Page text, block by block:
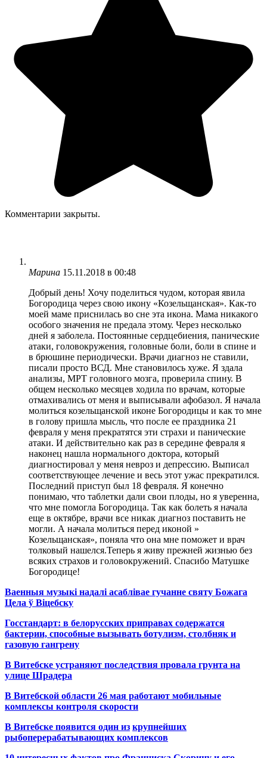
Комментарии закрыты.
Марина 15.11.2018 в 00:48
Добрый день! Хочу поделиться чудом, которая явила
Богородица через свою икону «Козельщанская». Как-то
моей маме приснилась во сне эта икона. Мама никакого
особого значения не предала этому. Через несколько
дней я заболела. Постоянные сердцебиения, панические
атаки, головокружения, головные боли, боли в спине и
в брюшине периодически. Врачи диагноз не ставили,
писали просто ВСД. Мне становилось хуже. Я здала
анализы, МРТ головного мозга, проверила спину. В
общем несколько месяцев ходила по врачам, которые
отмахивались от меня и выписывали афобазол. Я начала
молиться козельщанской иконе Богородицы и как то мне
в голову пришла мысль, что после ее праздника 21
февраля у меня прекратятся эти страхи и панические
атаки. И действительно как раз в середине февраля я
наконец нашла нормального доктора, который
диагностировал у меня невроз и депрессию. Выписал
соответствующее лечение и весь этот ужас прекратился.
Последний приступ был 18 февраля. Я конечно
понимаю, что таблетки дали свои плоды, но я уверенна,
что мне помогла Богородица. Так как болеть я начала
еще в октябре, врачи все никак диагноз поставить не
могли. А начала молиться перед иконой »
Козельщанская», поняла что она мне поможет и врач
толковый нашелся.Теперь я живу прежней жизнью без
всяких страхов и головокружений. Спасибо Матушке
Богородице!
Ваенныя музыкі надалі асаблівае гучанне святу Божага
Цела ў Віцебску
Госстандарт: в белорусских приправах содержатся
бактерии, способные вызывать ботулизм, столбняк и
газовую гангрену
В Витебске устраняют последствия провала грунта на
улице Шрадера
В Витебской области 26 мая работают мобильные
комплексы контроля скорости
В Витебске появится один из крупнейших
рыбоперерабатывающих комплексов